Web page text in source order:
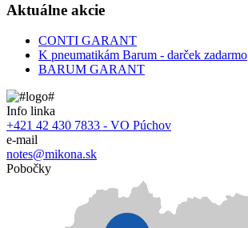
Aktuálne akcie
CONTI GARANT
K pneumatikám Barum - darček zadarmo
BARUM GARANT
Info linka
+421 42 430 7833 - VO Púchov
e-mail
notes@mikona.sk
Pobočky